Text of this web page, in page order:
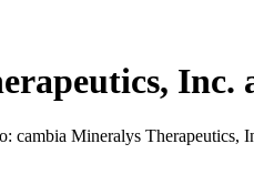
Inc.
cambia Mineralys Therapeutics,